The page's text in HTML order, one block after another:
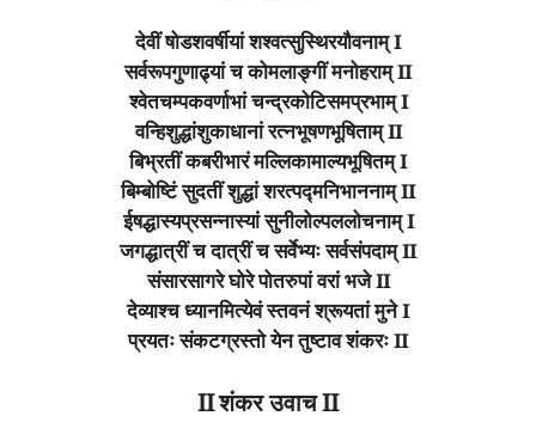
देवीं षोडशवर्षीयां शश्वत्सुस्थिरयौवनाम् I
सर्वरूपगुणाढ्यां च कोमलाङ्गीं मनोहराम् II
श्वेतचम्पकवर्णाभां चन्द्रकोटिसमप्रभाम् I
वन्हिशुद्धांशुकाधानां रत्नभूषणभूषिताम् II
बिभ्रतीं कबरीभारं मल्लिकामाल्यभूषितम् I
बिम्बोष्टिं सुदतीं शुद्धां शरत्पद्मनिभाननाम् II
ईषद्धास्यप्रसन्नास्यां सुनीलोल्पललोचनाम् I
जगद्धात्रीं च दात्रीं च सर्वेभ्यः सर्वसंपदाम् II
संसारसागरे घोरे पोतरुपां वरां भजे II
देव्याश्च ध्यानमित्येवं स्तवनं श्रूयतां मुने I
प्रयतः संकटग्रस्तो येन तुष्टाव शंकरः II
II शंकर उवाच II